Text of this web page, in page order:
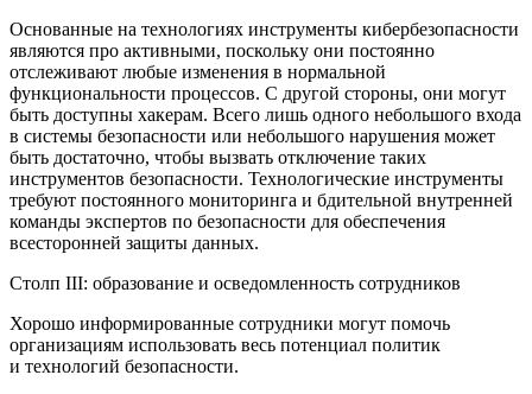
Основанные на технологиях инструменты кибербезопасности
являются про активными, поскольку они постоянно
отслеживают любые изменения в нормальной
функциональности процессов. С другой стороны, они могут
быть доступны хакерам. Всего лишь одного небольшого входа
в системы безопасности или небольшого нарушения может
быть достаточно, чтобы вызвать отключение таких
инструментов безопасности. Технологические инструменты
требуют постоянного мониторинга и бдительной внутренней
команды экспертов по безопасности для обеспечения
всесторонней защиты данных.
Столп III: образование и осведомленность сотрудников
Хорошо информированные сотрудники могут помочь
организациям использовать весь потенциал политик
и технологий безопасности.